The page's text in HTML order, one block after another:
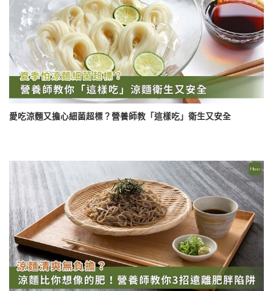
愛吃涼麵又擔心細菌超標？營養師教「這樣吃」衛生又安全